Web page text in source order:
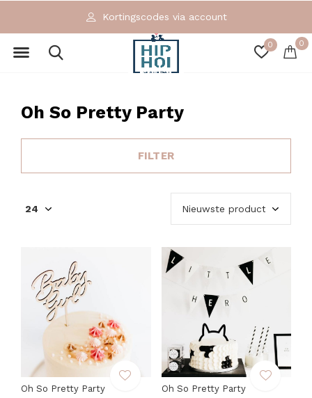
0 0
Kortingscodes via account
Oh So Pretty Party
FILTER
Oh So Pretty Party Oh So Pretty Party